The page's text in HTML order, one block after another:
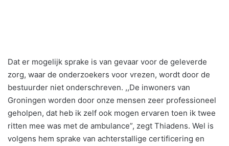
Dat er mogelijk sprake is van gevaar voor de geleverde
zorg, waar de onderzoekers voor vrezen, wordt door de
bestuurder niet onderschreven. ,,De inwoners van
Groningen worden door onze mensen zeer professioneel
geholpen, dat heb ik zelf ook mogen ervaren toen ik twee
ritten mee was met de ambulance”, zegt Thiadens. Wel is
volgens hem sprake van achterstallige certificering en